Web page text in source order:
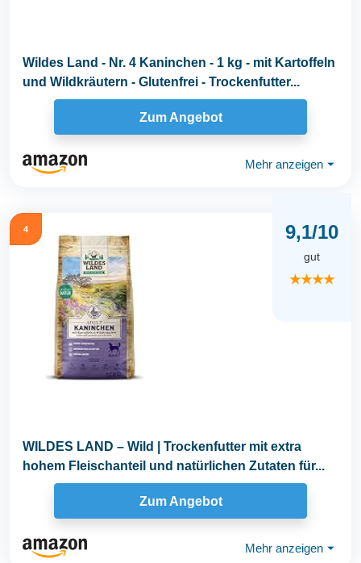
Wildes Land - Nr. 4 Kaninchen - 1 kg - mit Kartoffeln
und Wildkräutern - Glutenfrei - Trockenfutter...
Zum Angebot
Mehr anzeigen ⏷
4 9,1/10
gut
★★★★
WILDES LAND – Wild | Trockenfutter mit extra
hohem Fleischanteil und natürlichen Zutaten für...
Zum Angebot
Mehr anzeigen ⏷